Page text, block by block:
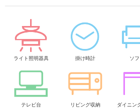
ライト照明器具 掛け時計 ソ
テレビ台 リビング収納 ダイニン